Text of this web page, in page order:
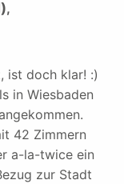
,
ist doch klar! :)
in Wiesbaden
42 Zimmern
a-la-twice ein
zur Stadt